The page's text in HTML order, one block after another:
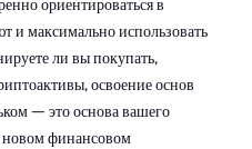
ориентироваться в
и максимально использовать
ли вы покупать,
освоение основ
— это основа вашего
новом финансовом